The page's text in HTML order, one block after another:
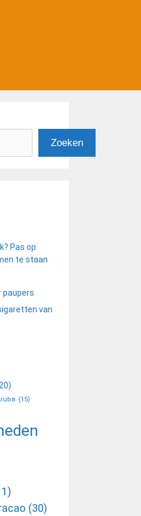
Zoeken
Pas op:
te staan
paupers
van
(15)
(30)